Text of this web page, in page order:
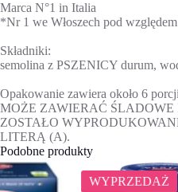
Marca N°1 in Italia
*Nr 1 we Włoszech pod
Składniki:
semolina z PSZENICY durum,
Opakowanie zawiera około 6
MOŻE ZAWIERAĆ ŚLADOWE
ZOSTAŁO
LITERĄ (A).
Podobne produkty
WYPRZEDAŻ